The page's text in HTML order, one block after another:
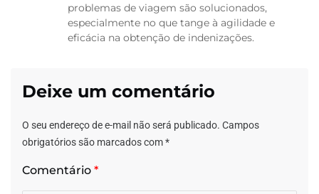
problemas de viagem são solucionados,
especialmente no que tange à agilidade e
eficácia na obtenção de indenizações.
Deixe um comentário
O seu endereço de e-mail não será publicado. Campos
obrigatórios são marcados com*
Comentário *